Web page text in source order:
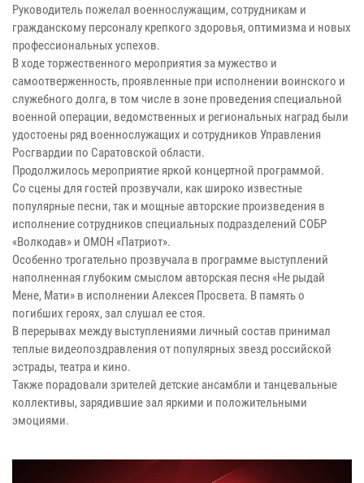
Руководитель пожелал военнослужащим, сотрудникам и
гражданскому персоналу крепкого здоровья, оптимизма и новых
профессиональных успехов.
В ходе торжественного мероприятия за мужество и
самоотверженность, проявленные при исполнении воинского и
служебного долга, в том числе в зоне проведения специальной
военной операции, ведомственных и региональных наград были
удостоены ряд военнослужащих и сотрудников Управления
Росгвардии по Саратовской области.
Продолжилось мероприятие яркой концертной программой.
Со сцены для гостей прозвучали, как широко известные
популярные песни, так и мощные авторские произведения в
исполнение сотрудников специальных подразделений СОБР
«Волкодав» и ОМОН «Патриот».
Особенно трогательно прозвучала в программе выступлений
наполненная глубоким смыслом авторская песня «Не рыдай
Мене, Мати» в исполнении Алексея Просвета. В память о
погибших героях, зал слушал ее стоя.
В перерывах между выступлениями личный состав принимал
теплые видеопоздравления от популярных звезд российской
эстрады, театра и кино.
Также порадовали зрителей детские ансамбли и танцевальные
коллективы, зарядившие зал яркими и положительными
эмоциями.